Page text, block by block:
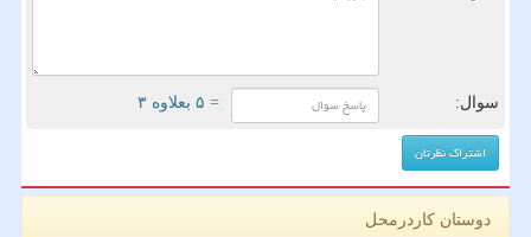
سوال: = ۵ بعلاوه ۳
دوستان کاردرمحل